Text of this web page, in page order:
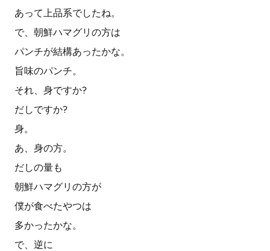
あって上品系でしたね。
で、朝鮮ハマグリの方は
パンチが結構あったかな。
旨味のパンチ。
それ、身ですか?
だしですか?
身。
あ、身の方。
だしの量も
朝鮮ハマグリの方が
僕が食べたやつは
多かったかな。
で、逆に